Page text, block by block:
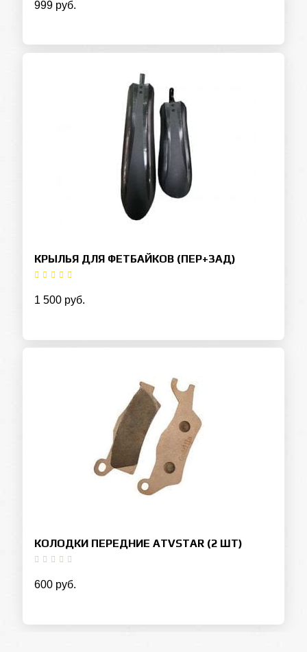
999 руб.
КРЫЛЬЯ ДЛЯ ФЕТБАЙКОВ (ПЕР+ЗАД)
1 500 руб.
КОЛОДКИ ПЕРЕДНИЕ ATVSTAR (2 ШТ)
600 руб.